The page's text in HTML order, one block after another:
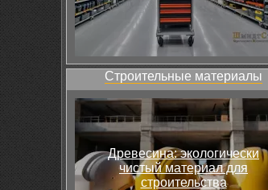
Строительные материалы
Древесина: экологически
чистый материал для
строительства